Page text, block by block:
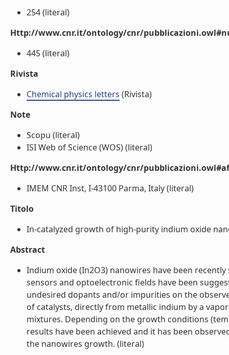
254 (literal)
Http://www.cnr.it/ontology/cnr/
445 (literal)
Rivista
Chemical physics letters (Rivista)
Note
Scopu (literal)
ISI Web of Science (WOS) (literal)
Http://www.cnr.it/ontology/cnr/
IMEM CNR Inst, I-43100 Parma, Italy (literal)
Titolo
In-catalyzed growth of high-purity indium oxide
Abstract
Indium oxide (In2O3) nanowires have been
sensors and optoelectronic fields have been
undesired dopants and/or impurities on the
of catalysts, directly from metallic indium by a
mixtures. Depending on the growth conditions
results have been achieved and it has been
the nanowires growth. (literal)